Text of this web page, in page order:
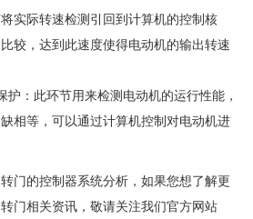
实际转速检测引回到计算机的控制核
较，达到此速度使得电动机的输出转速
护：此环节用来检测电动机的运行性能，
相等，可以通过计算机控制对电动机进
门的控制器系统分析，如果您想了解更
门相关资讯，敬请关注我们官方网站